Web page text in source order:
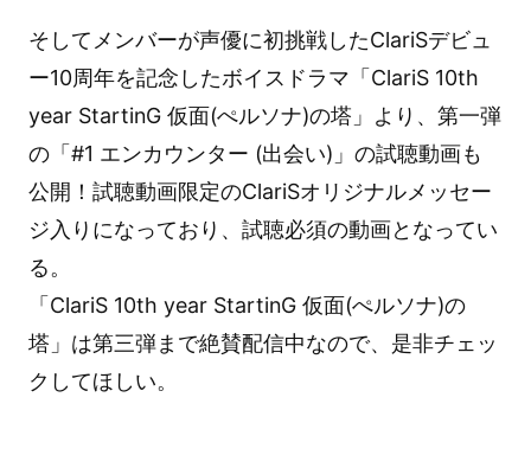
そしてメンバーが声優に初挑戦したClariSデビュ
ー10周年を記念したボイスドラマ「ClariS 10th
year StartinG 仮面(ぺルソナ)の塔」より、第一弾
の「#1 エンカウンター (出会い)」の試聴動画も
公開！試聴動画限定のClariSオリジナルメッセー
ジ入りになっており、試聴必須の動画となってい
る。
「ClariS 10th year StartinG 仮面(ぺルソナ)の
塔」は第三弾まで絶賛配信中なので、是非チェッ
クしてほしい。